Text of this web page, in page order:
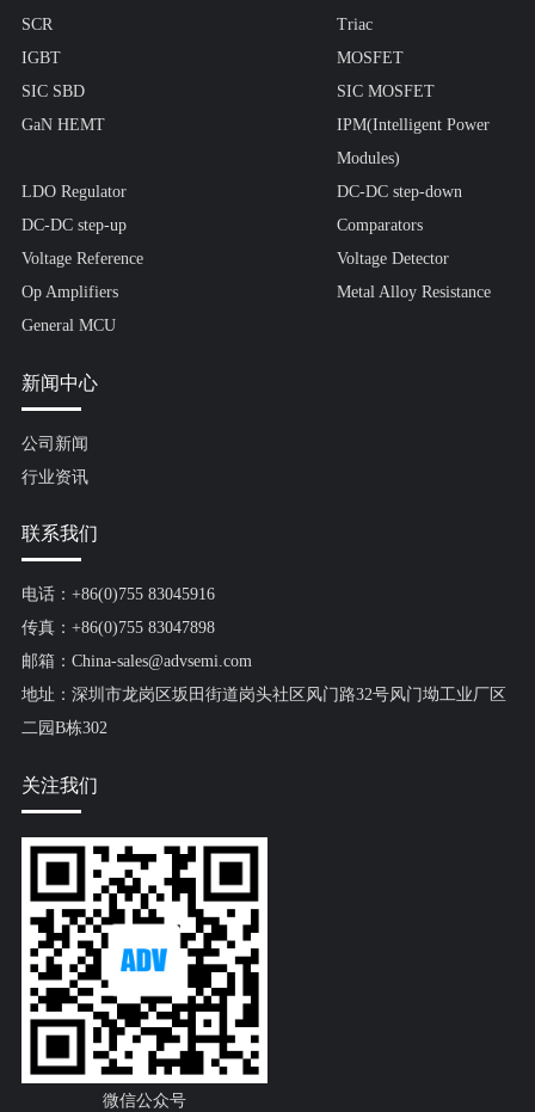
SCR
Triac
IGBT
MOSFET
SIC SBD
SIC MOSFET
GaN HEMT
IPM(Intelligent Power
Modules)
LDO Regulator
DC-DC step-down
DC-DC step-up
Comparators
Voltage Reference
Voltage Detector
Op Amplifiers
Metal Alloy Resistance
General MCU
新闻中心
公司新闻
行业资讯
联系我们
电话：+86(0)755 83045916
传真：+86(0)755 83047898
邮箱：China-sales@advsemi.com
地址：深圳市龙岗区坂田街道岗头社区风门路32号风门坳工业厂区
二园B栋302
关注我们
微信公众号